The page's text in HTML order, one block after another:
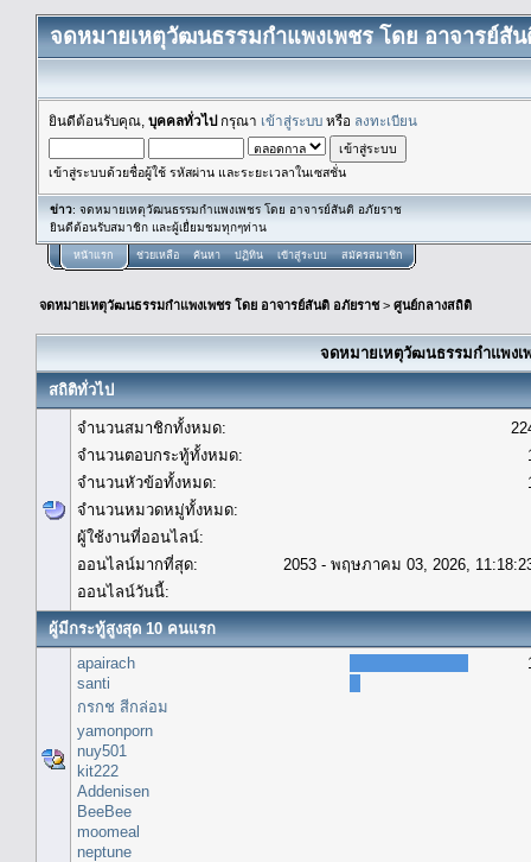
จดหมายเหตุวัฒนธรรมกำแพงเพชร โดย อาจารย์สั
ยินดีต้อนรับคุณ, บุคคลทั่วไปกรุณา เข้าสู่ระบบ หรือ ลงทะเบียน
เข้าสู่ระบบด้วยชื่อผู้ใช้ รหัสผ่าน และระยะเวลาในเซสชั่น
ข่าว: จดหมายเหตุวัฒนธรรมกำแพงเพชร โดย อาจารย์สันติ อภัยราช
ยินดีต้อนรับสมาชิก และผู้เยื่ยมชมทุกๆท่าน
หน้าแรก ช่วยเหลือ ค้นหา ปฏิทิน เข้าสู่ระบบ สมัครสมาชิก
จดหมายเหตุวัฒนธรรมกำแพงเพชร โดย อาจารย์สันติ อภัยราช> ศูนย์กลางสถิติ
จดหมายเหตุวัฒนธรรมกำแพง
สถิติทั่วไป
จำนวนสมาชิกทั้งหมด:
จำนวนตอบกระทู้ทั้งหมด:
จำนวนหัวข้อทั้งหมด:
จำนวนหมวดหมู่ทั้งหมด:
ผู้ใช้งานที่ออนไลน์:
ออนไลน์มากที่สุด:
2053 - พฤษภาคม 03, 2026,
ออนไลน์วันนี้:
ผู้มีกระทู้สูงสุด 10 คนแรก
apairach
santi
กรกช สีกล่อม
yamonporn
nuy501
kit222
Addenisen
BeeBee
moomeal
neptune